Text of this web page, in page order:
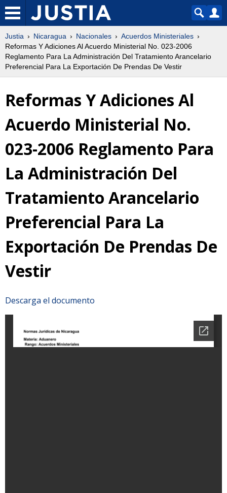
Justia Nicaragua Nacionales
Acuerdos Ministeriales
Reformas Y Adiciones Al Acuerdo Ministerial No. 023-2006
Reglamento Para La Administración Del Tratamiento Arancelario
Preferencial Para La Exportación De Prendas De Vestir
Reformas Y Adiciones Al
Acuerdo Ministerial No.
023-2006 Reglamento Para
La Administración Del
Tratamiento Arancelario
Preferencial Para La
Exportación De Prendas De
Vestir
Descarga el documento